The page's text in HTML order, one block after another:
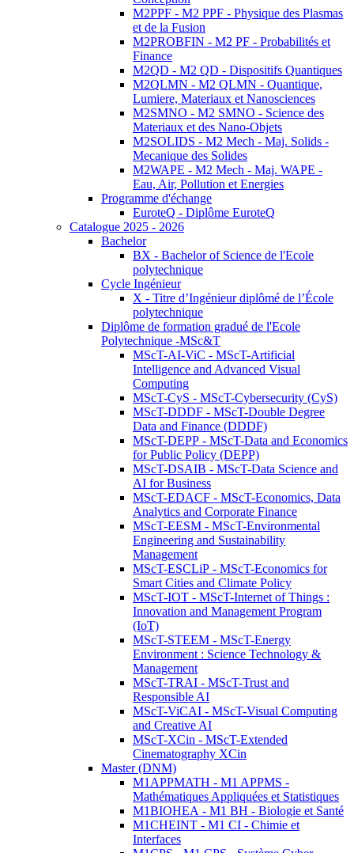
M2PPF - M2 PPF - Physique des Plasmas
et de la Fusion
M2PROBFIN - M2 PF - Probabilités et
Finance
M2QD - M2 QD - Dispositifs Quantiques
M2QLMN - M2 QLMN - Quantique,
Lumiere, Materiaux et Nanosciences
M2SMNO - M2 SMNO - Science des
Materiaux et des Nano-Objets
M2SOLIDS - M2 Mech - Maj. Solids -
Mecanique des Solides
M2WAPE - M2 Mech - Maj. WAPE -
Eau, Air, Pollution et Energies
Programme d'échange
EuroteQ - Diplôme EuroteQ
Catalogue 2025 - 2026
Bachelor
BX - Bachelor of Science de l'Ecole
polytechnique
Cycle Ingénieur
X - Titre d’Ingénieur diplômé de l’École
polytechnique
Diplôme de formation gradué de l'Ecole
Polytechnique -MSc&T
MScT-AI-ViC - MScT-Artificial
Intelligence and Advanced Visual
Computing
MScT-CyS - MScT-Cybersecurity (CyS)
MScT-DDDF - MScT-Double Degree
Data and Finance (DDDF)
MScT-DEPP - MScT-Data and Economics
for Public Policy (DEPP)
MScT-DSAIB - MScT-Data Science and
AI for Business
MScT-EDACF - MScT-Economics, Data
Analytics and Corporate Finance
MScT-EESM - MScT-Environmental
Engineering and Sustainability
Management
MScT-ESCLiP - MScT-Economics for
Smart Cities and Climate Policy
MScT-IOT - MScT-Internet of Things :
Innovation and Management Program
(IoT)
MScT-STEEM - MScT-Energy
Environment : Science Technology &
Management
MScT-TRAI - MScT-Trust and
Responsible AI
MScT-ViCAI - MScT-Visual Computing
and Creative AI
MScT-XCin - MScT-Extended
Cinematography XCin
Master (DNM)
M1APPMATH - M1 APPMS -
Mathématiques Appliquées et Statistiques
M1BIOHEA - M1 BH - Biologie et Santé
M1CHEINT - M1 CI - Chimie et
Interfaces